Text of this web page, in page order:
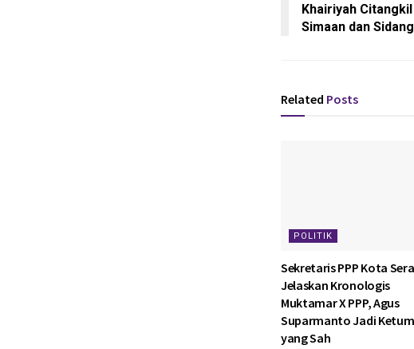
Khairiyah
Simaan dan
Related Posts
POLITIK
Sekretaris PPP Kota
Jelaskan Kronologis
Muktamar X PPP, Agus
Suparmanto Jadi Ketum
yang Sah